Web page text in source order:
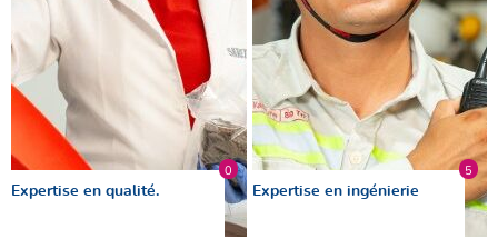
0
Expertise en qualité.
5
Expertise en ingénierie